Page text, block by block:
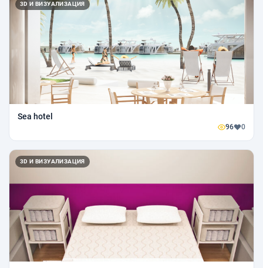
3D И ВИЗУАЛИЗАЦИЯ
Sea hotel
96 0
3D И ВИЗУАЛИЗАЦИЯ